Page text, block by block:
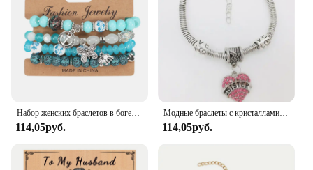
Набор женских браслетов в богемном стиле, штабелируемые украшения-бабочки, слон, якорь, подвеска, браслет с бусинами
114,05руб.
Модные браслеты с кристаллами, подвеска в виде сердца, розового цвета
114,05руб.